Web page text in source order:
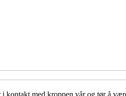
kontakt med kroppen vår og tør å